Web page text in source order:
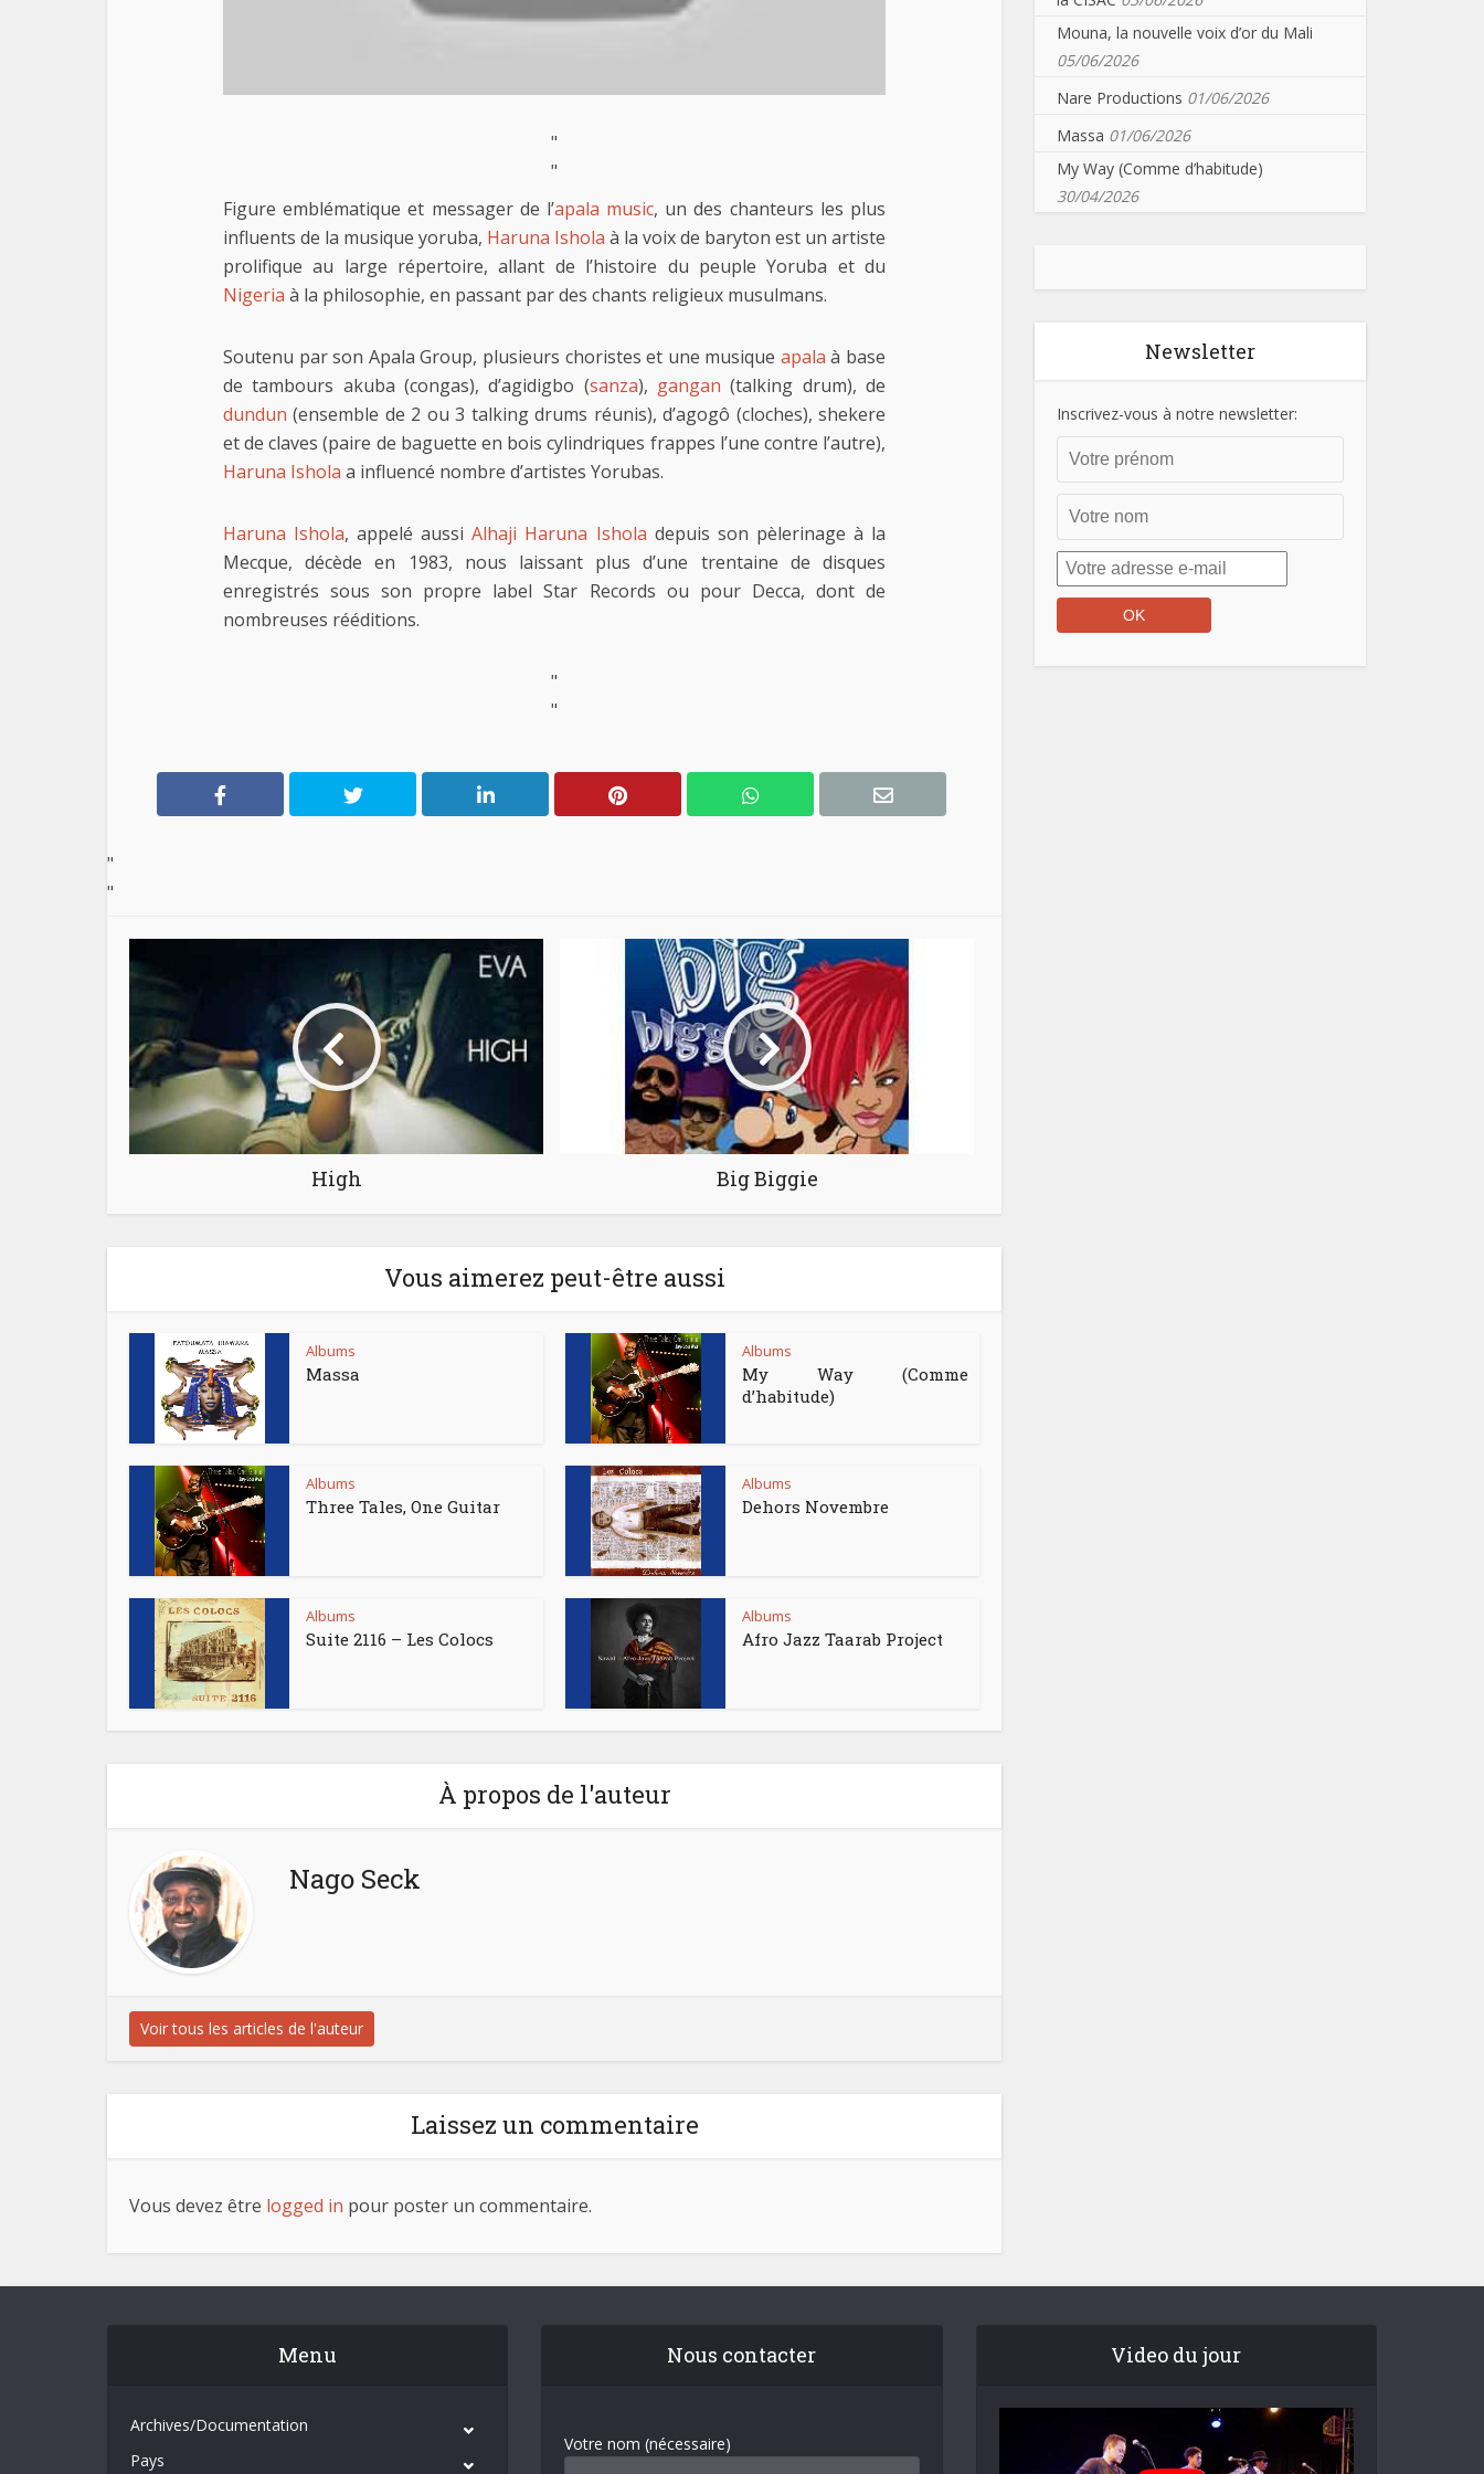
"
"
Figure emblématique et messager de l’apala music, un des chanteurs les plus
influents de la musique yoruba, Haruna Ishola à la voix de baryton est un artiste
prolifique au large répertoire, allant de l’histoire du peuple Yoruba et du
Nigeria à la philosophie, en passant par des chants religieux musulmans.
Soutenu par son Apala Group, plusieurs choristes et une musique apala à base
de tambours akuba (congas), d’agidigbo (sanza), gangan (talking drum), de
dundun (ensemble de 2 ou 3 talking drums réunis), d’agogô (cloches), shekere
et de claves (paire de baguette en bois cylindriques frappes l’une contre l’autre),
Haruna Ishola a influencé nombre d’artistes Yorubas.
Haruna Ishola, appelé aussiAlhaji Haruna Ishola depuis son pèlerinage à la
Mecque, décède en 1983, nous laissant plus d’une trentaine de disques
enregistrés sous son propre label Star Records ou pour Decca, dont de
nombreuses rééditions.
"
"
"
"
High Big Biggie
Vous aimerez peut-être aussi
Albums
Massa
Albums
My Way (Comme
d’habitude)
Albums
Three Tales, One Guitar
Albums
Dehors Novembre
Albums
Suite 2116 – Les Colocs
Albums
Afro Jazz Taarab Project
À propos de l'auteur
Nago Seck
Voir tous les articles de l'auteur
Laissez un commentaire
Vous devez être logged in pour poster un commentaire.
Mouna, la nouvelle voix d’or du Mali
05/06/2026
Nare Productions 01/06/2026
Massa 01/06/2026
My Way (Comme d’habitude)
30/04/2026
Newsletter
Inscrivez-vous à notre newsletter:
Menu
Archives/Documentation
Pays
Nous contacter
Votre nom (nécessaire)
Video du jour